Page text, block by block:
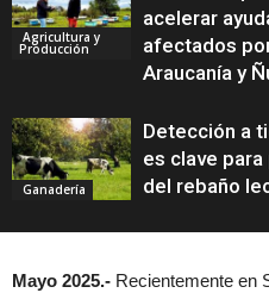
Agricultura y
Producción
acelerar
afectados
Araucanía y
Ganadería
Detección a
es clave
del rebaño
Mayo 2025.- Recientemente en